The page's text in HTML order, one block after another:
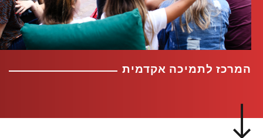
המרכז לתמיכה אקדמית